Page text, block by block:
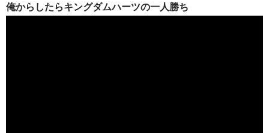
俺からしたらキングダムハーツの一人勝ち